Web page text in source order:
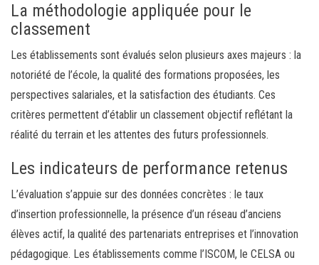
La méthodologie appliquée pour le
classement
Les établissements sont évalués selon plusieurs axes majeurs : la
notoriété de l’école, la qualité des formations proposées, les
perspectives salariales, et la satisfaction des étudiants. Ces
critères permettent d’établir un classement objectif reflétant la
réalité du terrain et les attentes des futurs professionnels.
Les indicateurs de performance retenus
L’évaluation s’appuie sur des données concrètes : le taux
d’insertion professionnelle, la présence d’un réseau d’anciens
élèves actif, la qualité des partenariats entreprises et l’innovation
pédagogique. Les établissements comme l’ISCOM, le CELSA ou